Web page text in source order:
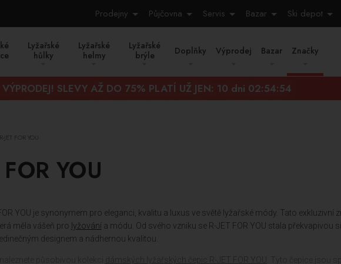
Prodejny Půjčovna Servis Bazar Ski depot
Lyžařské
hůlky
Lyžařské
helmy
Lyžařské
brýle
Doplňky Výprodej Bazar Značky
SLEVY AŽ DO 75% PLATÍ UŽ JEN: 10 dni 02:54:53
R-JET FOR YOU
FOR YOU
YOU je synonymem pro eleganci, kvalitu a luxus ve světě lyžařské módy. Tato exkluzivní
měla vášeň pro lyžovánía módu. Od svého vzniku se R-JET FOR YOU stala překvapivou
designem a nádhernou kvalitou.
dámských lyžařských čepic R-JET FOR YOU